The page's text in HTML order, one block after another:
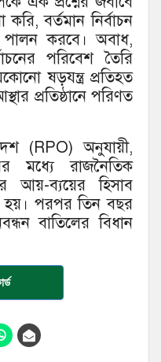
বর্তমান নির্বাচন
পালন করবে। অবাধ,
পরিবেশ তৈরি
ষড়যন্ত্র প্রতিহত
প্রতিষ্ঠানে পরিণত
(RPO) অনুযায়ী,
মধ্যে রাজনৈতিক
আয়-ব্যয়ের হিসাব
হয়। পরপর তিন বছর
বাতিলের বিধান